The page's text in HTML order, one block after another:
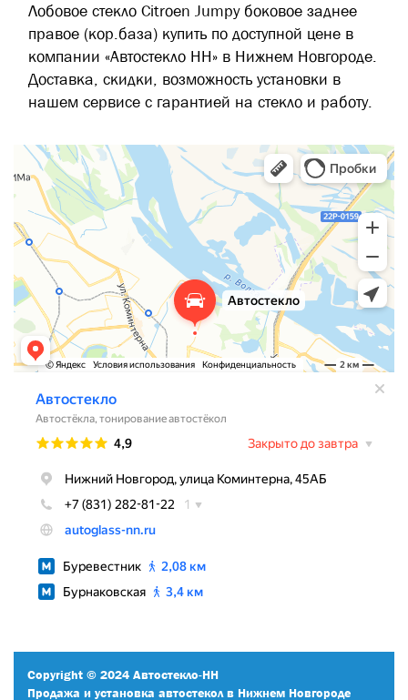
Лобовое стекло Citroen Jumpy боковое заднее
правое (кор.база) купить по доступной цене в
компании «Автостекло НН» в Нижнем Новгороде.
Доставка, скидки, возможность установки в
нашем сервисе с гарантией на стекло и работу.
Copyright © 2024 Автостекло-НН
Продажа и установка автостекол в Нижнем Новгороде